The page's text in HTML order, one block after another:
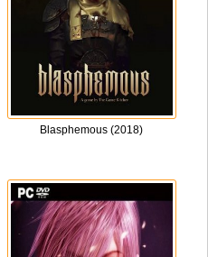
Blasphemous (2018)